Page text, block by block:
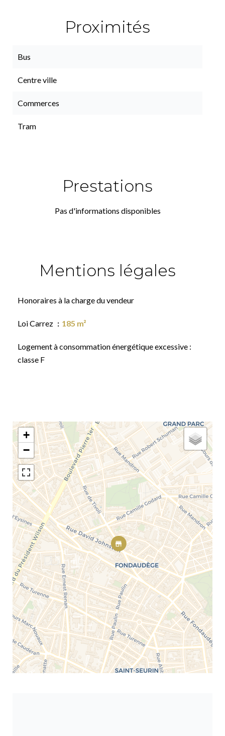
Proximités
Bus
Centre ville
Commerces
Tram
Prestations
Pas d'informations disponibles
Mentions légales
Honoraires à la charge du vendeur
Loi Carrez 185 m²
Logement à consommation énergétique excessive :
classe F
+
−